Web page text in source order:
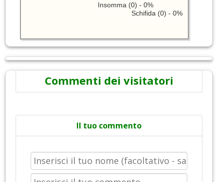
Schifida (0) - 0%
Insomma (0) - 0%
Commenti dei visitatori
Il tuo commento